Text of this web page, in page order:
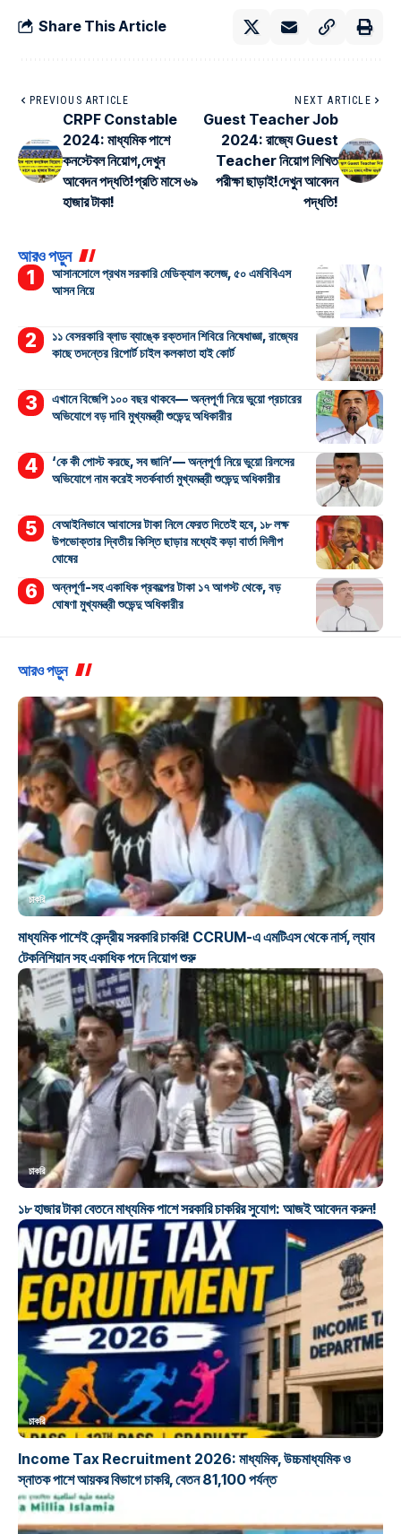
Share This Article
PREVIOUS ARTICLE
CRPF Constable
2024: মাধ্যমিক পাশে
কনস্টেবল নিয়োগ,দেখুন
আবেদন পদ্ধতি!প্রতি মাসে ৬৯
হাজার টাকা!
NEXT ARTICLE
Guest Teacher Job
2024: রাজ্যে Guest
Teacher নিয়োগ লিখিত
পরীক্ষা ছাড়াই!দেখুন আবেদন
পদ্ধতি!
আরও পড়ুন
আসানসোলে প্রথম সরকারি মেডিক্যাল কলেজ, ৫০ এমবিবিএস
আসন নিয়ে
১১ বেসরকারি ব্লাড ব্যাঙ্কে রক্তদান শিবিরে নিষেধাজ্ঞা, রাজ্যের
কাছে তদন্তের রিপোর্ট চাইল কলকাতা হাই কোর্ট
এখানে বিজেপি ১০০ বছর থাকবে— অন্নপূর্ণা নিয়ে ভুয়ো প্রচারের
অভিযোগে বড় দাবি মুখ্যমন্ত্রী শুভেন্দু অধিকারীর
‘কে কী পোস্ট করছে, সব জানি’— অন্নপূর্ণা নিয়ে ভুয়ো রিলসের
অভিযোগে নাম করেই সতর্কবার্তা মুখ্যমন্ত্রী শুভেন্দু অধিকারীর
বেআইনিভাবে আবাসের টাকা নিলে ফেরত দিতেই হবে, ১৮ লক্ষ
উপভোক্তার দ্বিতীয় কিস্তি ছাড়ার মধ্যেই কড়া বার্তা দিলীপ
ঘোষের
অন্নপূর্ণা-সহ একাধিক প্রকল্পের টাকা ১৭ আগস্ট থেকে, বড়
ঘোষণা মুখ্যমন্ত্রী শুভেন্দু অধিকারীর
আরও পড়ুন
চাকরি
মাধ্যমিক পাশেই কেন্দ্রীয় সরকারি চাকরি! CCRUM-এ এমটিএস থেকে নার্স, ল্যাব
টেকনিশিয়ান সহ একাধিক পদে নিয়োগ শুরু
চাকরি
১৮ হাজার টাকা বেতনে মাধ্যমিক পাশে সরকারি চাকরির সুযোগ: আজই আবেদন করুন!
চাকরি
Income Tax Recruitment 2026: মাধ্যমিক, উচ্চমাধ্যমিক ও
স্নাতক পাশে আয়কর বিভাগে চাকরি, বেতন 81,100 পর্যন্ত